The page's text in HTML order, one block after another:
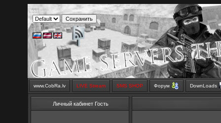
www.CobRa.lv LIVE Stream SMS SHOP Форум DownLoads
Личный кабинет Гость